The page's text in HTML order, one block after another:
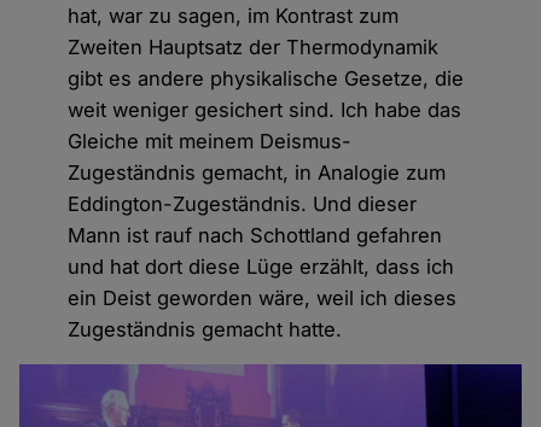
hat, war zu sagen, im Kontrast zum
Zweiten Hauptsatz der Thermodynamik
gibt es andere physikalische Gesetze, die
weit weniger gesichert sind. Ich habe das
Gleiche mit meinem Deismus-
Zugeständnis gemacht, in Analogie zum
Eddington-Zugeständnis. Und dieser
Mann ist rauf nach Schottland gefahren
und hat dort diese Lüge erzählt, dass ich
ein Deist geworden wäre, weil ich dieses
Zugeständnis gemacht hatte.